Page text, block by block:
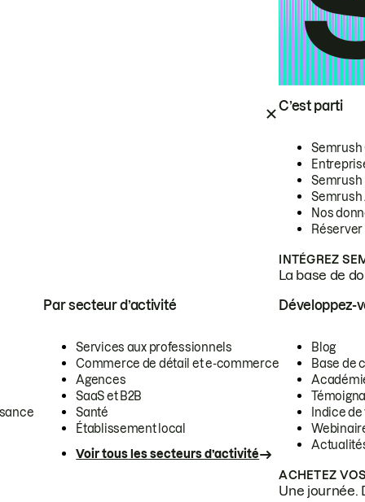
C’est parti
Semrush
Semrush
Semrush
Nos
INTÉGREZ
La base de
Par secteur d’activité
Services aux professionnels
Commerce de détail et e-commerce
Agences
SaaS et B2B
Santé
Établissement local
Voir tous les secteurs d’activité
Développez-
Blog
Base de
Indice
ACHETEZ
Une journée.